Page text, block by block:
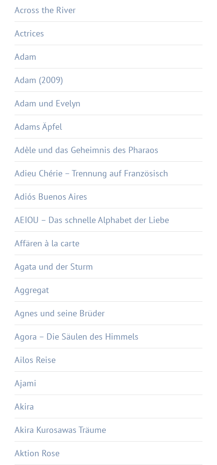
Across the River
Actrices
Adam
Adam (2009)
Adam und Evelyn
Adams Äpfel
Adèle und das Geheimnis des Pharaos
Adieu Chérie – Trennung auf Französisch
Adiós Buenos Aires
AEIOU – Das schnelle Alphabet der Liebe
Affären à la carte
Agata und der Sturm
Aggregat
Agnes und seine Brüder
Agora – Die Säulen des Himmels
Ailos Reise
Ajami
Akira
Akira Kurosawas Träume
Aktion Rose